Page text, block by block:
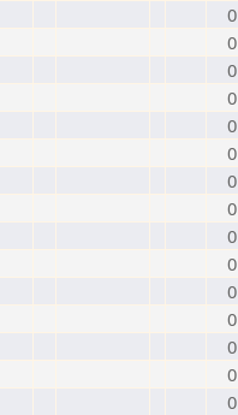
0
0
0
0
0
0
0
0
0
0
0
0
0
0
0